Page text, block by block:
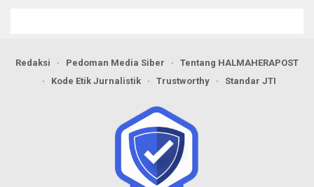
Redaksi Pedoman Media Siber
Tentang HALMAHERAPOST
Kode Etik Jurnalistik
Trustworthy Standar JTI